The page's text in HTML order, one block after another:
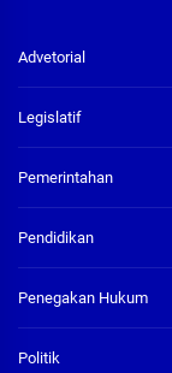
Advetorial
Legislatif
Pemerintahan
Pendidikan
Penegakan Hukum
Politik